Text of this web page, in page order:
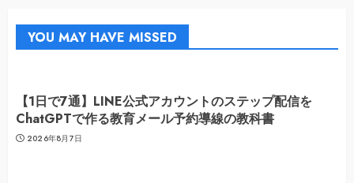
YOU MAY HAVE MISSED
【1日で7通】LINE公式アカウントのステップ配信を
ChatGPTで作る教育メール予約導線の教科書
2026年8月7日